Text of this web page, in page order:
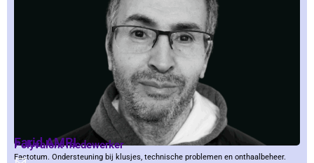
Farid AMRI
Polyvalent medewerker
Factotum. Ondersteuning bij klusjes, technische problemen en onthaalbeheer.